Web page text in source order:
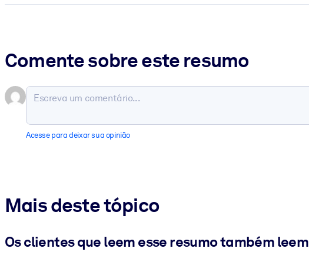
Comente sobre este resumo
Acesse para deixar sua opinião
Mais deste tópico
Os clientes que leem esse resumo também leem